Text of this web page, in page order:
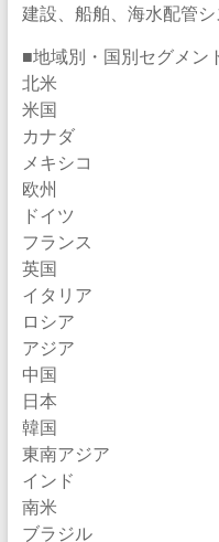
建設、船舶、海水配管
■地域別・国別セグメン
北米
米国
カナダ
メキシコ
欧州
ドイツ
フランス
英国
イタリア
ロシア
アジア
中国
日本
韓国
東南アジア
インド
南米
ブラジル